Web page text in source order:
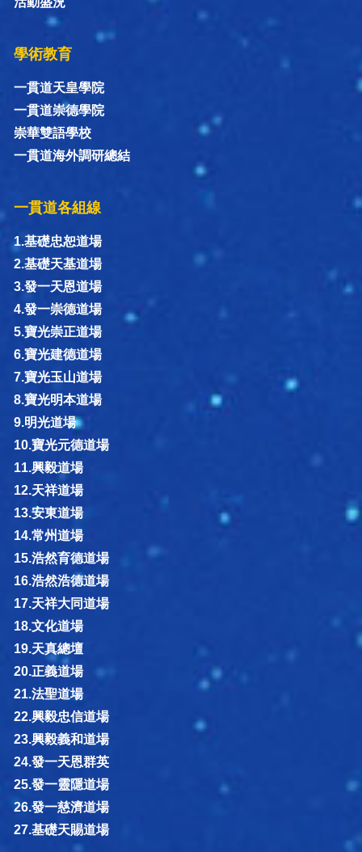
學術教育
一貫道天皇學院
一貫道崇德學院
崇華雙語學校
一貫道海外調研總結
一貫道各組線
1.基礎忠恕道場
2.基礎天基道場
3.發一天恩道場
4.發一崇德道場
5.寶光崇正道場
6.寶光建德道場
7.寶光玉山道場
8.寶光明本道場
9.明光道場
10.寶光元德道場
11.興毅道場
12.天祥道場
13.安東道場
14.常州道場
15.浩然育德道場
16.浩然浩德道場
17.天祥大同道場
18.文化道場
19.天真總壇
20.正義道場
21.法聖道場
22.興毅忠信道場
23.興毅義和道場
24.發一天恩群英
25.發一靈隱道場
26.發一慈濟道場
27.基礎天賜道場